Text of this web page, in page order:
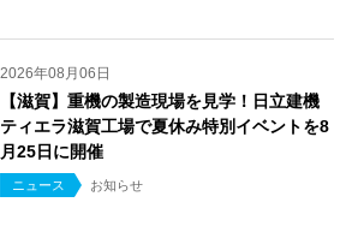
2026年08月06日
【滋賀】重機の製造現場を見学！日立建機
ティエラ滋賀工場で夏休み特別イベントを8
月25日に開催
ニュース お知らせ